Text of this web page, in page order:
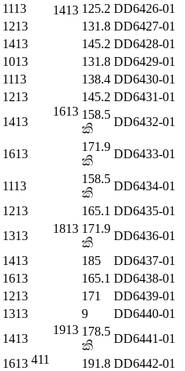
411
1413
1113 125.2 DD6426-01
1213 131.8 DD6427-01
1413 145.2 DD6428-01
1013
1613
131.8 DD6429-01
1113 138.4 DD6430-01
1213 145.2 DD6431-01
1413
158.5
කි
DD6432-01
1613
171.9
කි
DD6433-01
1113
1813
158.5
කි
DD6434-01
1213 165.1 DD6435-01
1313
171.9
කි
DD6436-01
1413 185
DD6437-01
1613 165.1 DD6438-01
1213
1913
171
DD6439-01
1313 9
DD6440-01
1413
178.5
කි
DD6441-01
1613 191.8 DD6442-01